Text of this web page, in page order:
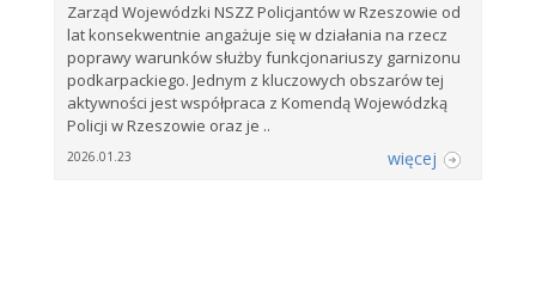
Zarząd Wojewódzki NSZZ Policjantów w Rzeszowie od
lat konsekwentnie angażuje się w działania na rzecz
poprawy warunków służby funkcjonariuszy garnizonu
podkarpackiego. Jednym z kluczowych obszarów tej
aktywności jest współpraca z Komendą Wojewódzką
Policji w Rzeszowie oraz je ..
2026.01.23 więcej